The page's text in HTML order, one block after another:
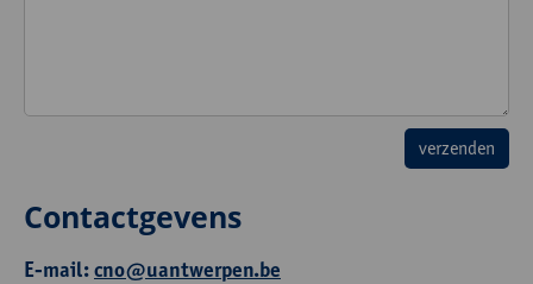
Contactgevens
E-mail:cno@uantwerpen.be